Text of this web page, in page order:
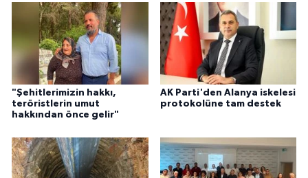
"Şehitlerimizin hakkı,
teröristlerin umut
hakkından önce gelir"
AK Parti'den Alanya iskelesi
protokolüne tam destek